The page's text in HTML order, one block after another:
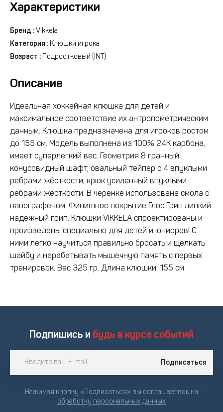
Характеристики
Бренд : Vikkela
Категория : Клюшки игрока
Возраст : Подростковый (INT)
Описание
Идеальная хоккейная клюшка для детей и
максимальное соответствие их антропометрическим
данным. Клюшка предназначена для игроков ростом
до 155 см. Модель выполнена из 100% 24К карбона,
имеет суперлегкий вес. Геометрия 8 гранный
конусовидный шафт, овальный тейпер с 4 впуклыми
ребрами жёсткости, крюк усиленный впуклыми
ребрами жёсткости. В черенке использована смола с
нанографеном. Финишное покрытие Глос Грип липкий
надёжный грип. Клюшки VIKKELA спроектированы и
произведены специально для детей и юниоров! С
ними легко научиться правильно бросать и щелкать
шайбу и нарабатывать мышечную память с первых
тренировок. Вес 325 гр. Длина клюшки: 155 см.
Подпишись и будь в курсе событий
Подписаться
Нажимая кнопку «Подписаться» вы соглашаетесь на
обработку персональных данных